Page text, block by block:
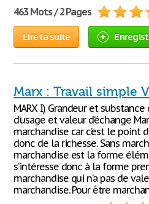
463 Mots / 2 Pages
Lire la suite
Marx : Travail simple
MARX I) Grandeur et
d’usage et valeur d’échange
marchandise car c’est le point
donc de la richesse. Sans
marchandise est la forme
s’intéresse donc à la forme
marchandise qui n’a pas de
marchandise. Pour être